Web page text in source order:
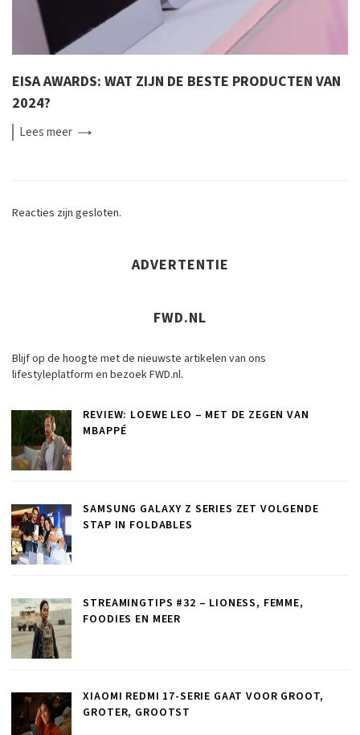
EISA AWARDS: WAT ZIJN DE BESTE PRODUCTEN VAN
2024?
Leesmeer
Reacties zijn gesloten.
ADVERTENTIE
FWD.NL
Blijf op de hoogte met de nieuwste artikelen van ons
lifestyleplatform en bezoek FWD.nl.
REVIEW: LOEWE LEO – MET DE ZEGEN VAN
MBAPPÉ
SAMSUNG GALAXY Z SERIES ZET VOLGENDE
STAP IN FOLDABLES
STREAMINGTIPS #32 – LIONESS, FEMME,
FOODIES EN MEER
XIAOMI REDMI 17-SERIE GAAT VOOR GROOT,
GROTER, GROOTST